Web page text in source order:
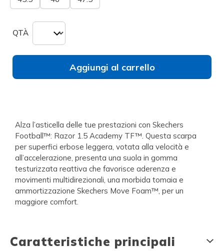
QTÀ
Aggiungi al carrello
Alza l’asticella delle tue prestazioni con Skechers
Football™: Razor 1.5 Academy TF™. Questa scarpa
per superfici erbose leggera, votata alla velocità e
all’accelerazione, presenta una suola in gomma
testurizzata reattiva che favorisce aderenza e
movimenti multidirezionali, una morbida tomaia e
ammortizzazione Skechers Move Foam™, per un
maggiore comfort.
Caratteristiche principali